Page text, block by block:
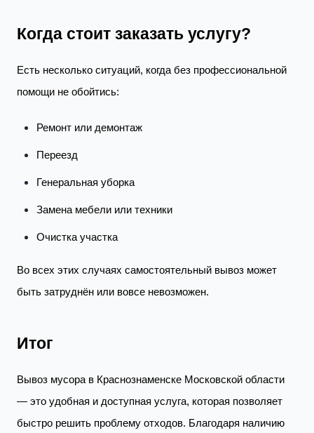
Когда стоит заказать услугу?
Есть несколько ситуаций, когда без профессиональной
помощи не обойтись:
Ремонт или демонтаж
Переезд
Генеральная уборка
Замена мебели или техники
Очистка участка
Во всех этих случаях самостоятельный вывоз может
быть затруднён или вовсе невозможен.
Итог
Вывоз мусора в Краснознаменске Московской области
— это удобная и доступная услуга, которая позволяет
быстро решить проблему отходов. Благодаря наличию